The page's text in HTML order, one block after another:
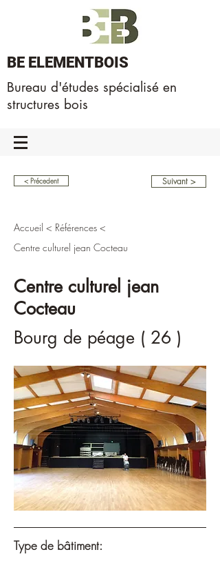
BE ELEMENTBOIS
Bureau d'études spécialisé en
structures bois
< Précedent Suivant >
Accueil < Références <
Centre culturel jean Cocteau
Centre culturel jean
Cocteau
Bourg de péage ( 26 )
Type de bâtiment: